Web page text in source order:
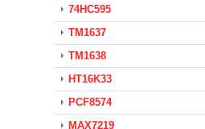
74HC595
TM1637
TM1638
HT16K33
PCF8574
MAX7219